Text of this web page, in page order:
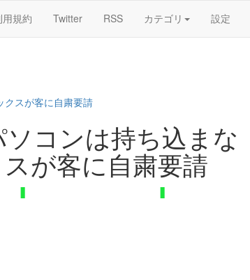
用規約 Twitter RSS カテゴリ 設定
スが客に自粛要請
コンは持ち込まな
が客に自粛要請